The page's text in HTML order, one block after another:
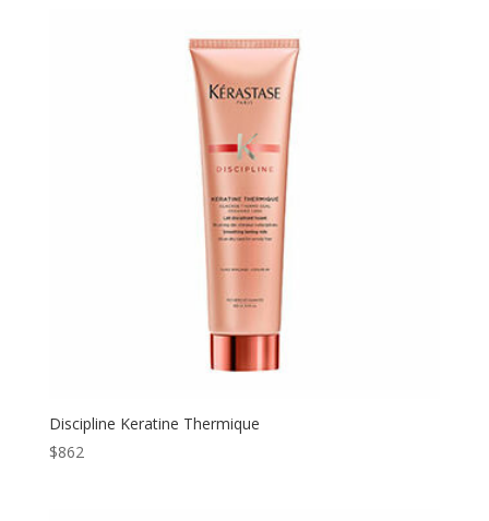
Discipline Keratine Thermique
$862